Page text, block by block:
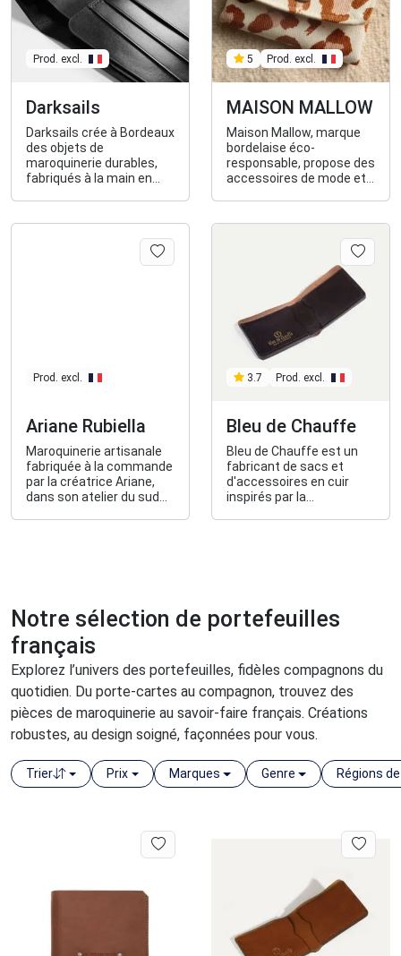
Prod. excl.
Darksails
Darksails crée à Bordeaux
des objets de
maroquinerie durables,
fabriqués à la main en
étuis de protection,
protège-carnets, porte-
5 Prod. excl.
MAISON MALLOW
Maison Mallow, marque
bordelaise éco-
responsable, propose des
accessoires de mode et
matériaux de qualité
Prod. excl.
Ariane Rubiella
Maroquinerie artisanale
fabriquée à la commande
par la créatrice Ariane,
dans son atelier du sud
3.7 Prod. excl.
Bleu de Chauffe
Bleu de Chauffe est un
fabricant de sacs et
d'accessoires en cuir
inspirés par la
Notre sélection de portefeuilles
français
Explorez l’univers des portefeuilles, fidèles compagnons du
quotidien. Du porte-cartes au compagnon, trouvez des
pièces de maroquinerie au savoir-faire français. Créations
robustes, au design soigné, façonnées pour vous.
Trier Prix Marques Genre Régions